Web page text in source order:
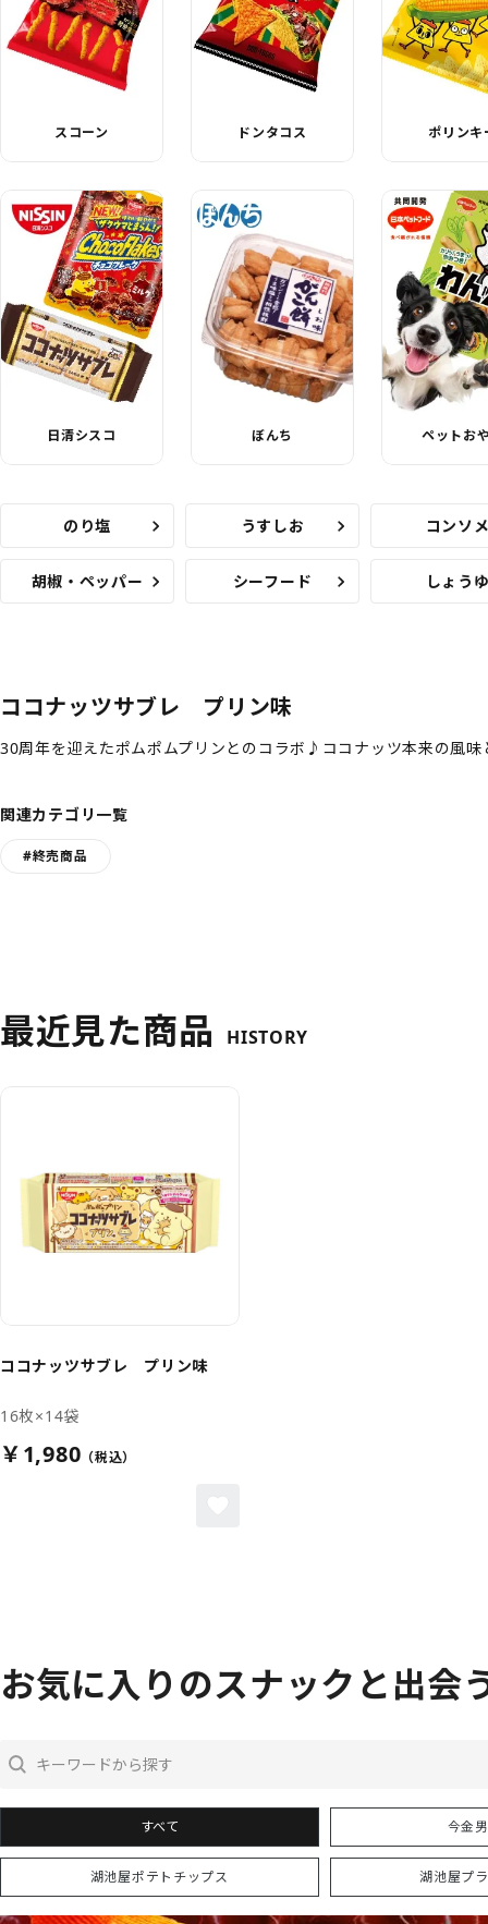
スコーン ドンタコス ポリンキ
日清シスコ ぼんち ペットお
のり塩 うすしお コンソ
胡椒・ペッパー シーフード しょう
ココナッツサブレ プリン味
30周年を迎えたポムポムプリンとのコラボ♪ココナッツ本来の風
関連カテゴリ一覧
#終売商品
最近見た商品 HISTORY
ココナッツサブレ プリン味
16枚×14袋
￥1,980
お気に入りのスナックと出会
今金
湖池屋ポテトチップス 湖池屋プ